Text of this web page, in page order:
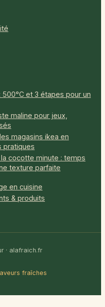
et 3 étapes pour un
maline pour jeux,
magasins ikea en
pratiques
cocotte minute : temps
texture parfaite
en cuisine
& produits
· alafraich.fr
fraîches